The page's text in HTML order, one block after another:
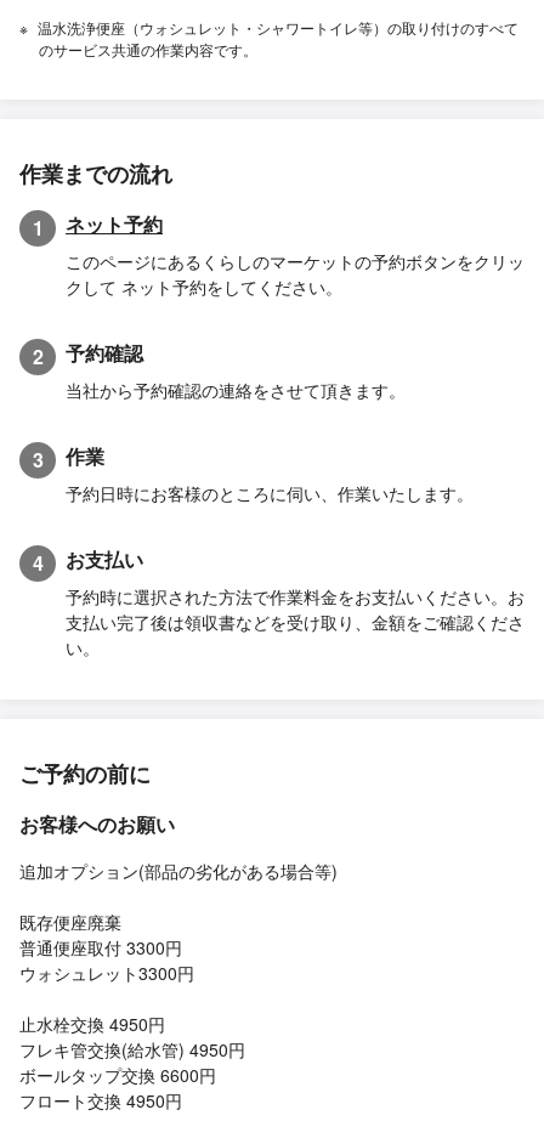
温水洗浄便座（ウォシュレット・シャワートイレ等）の取り付けのすべて
のサービス共通の作業内容です。
作業までの流れ
1 ネット予約
このページにあるくらしのマーケットの予約ボタンをクリッ
クして ネット予約をしてください。
2 予約確認
当社から予約確認の連絡をさせて頂きます。
3 作業
予約日時にお客様のところに伺い、作業いたします。
4 お支払い
予約時に選択された方法で作業料金をお支払いください。お
支払い完了後は領収書などを受け取り、金額をご確認くださ
い。
ご予約の前に
お客様へのお願い
追加オプション(部品の劣化がある場合等)
既存便座廃棄
普通便座取付 3300円
ウォシュレット3300円
止水栓交換 4950円
フレキ管交換(給水管) 4950円
ボールタップ交換 6600円
フロート交換 4950円